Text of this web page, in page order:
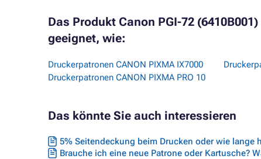
Das Produkt Canon PGI-72
geeignet, wie:
Druckerpatronen CANON PIXMA IX7000
Druckerpatronen CANON PIXMA PRO 10
Das könnte Sie auch interessieren
5% Seitendeckung beim Drucken oder wie lange
Brauche ich eine neue Patrone oder Kartusche?